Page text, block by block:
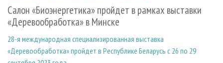
Салон «Биоэнергетика» пройдет в рамках выставки
«Деревообработка» в Минске
28-я международная специализированная выставка
«Деревообработка» пройдет в Республике Беларусь с 26 по 29